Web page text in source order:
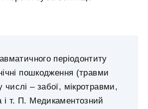
періодонтиту
пошкодження (травми
числі – забої, мікротравми,
і т. П. Медикаментозний